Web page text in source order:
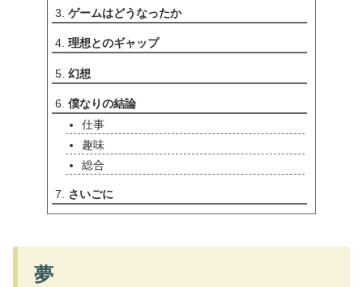
ゲームはどうなったか
理想とのギャップ
幻想
僕なりの結論
仕事
趣味
総合
さいごに
夢